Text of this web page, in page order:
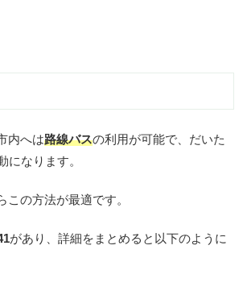
内へは路線バスの利用が可能で、だいた
になります。
この方法が最適です。
があり、詳細をまとめると以下のように